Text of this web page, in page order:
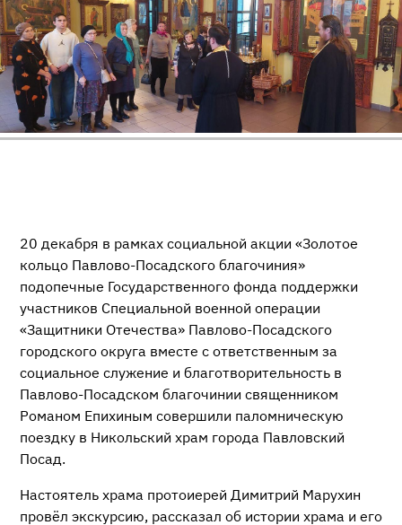
20 декабря в рамках социальной акции «Золотое
кольцо Павлово-Посадского благочиния»
подопечные Государственного фонда поддержки
участников Специальной военной операции
«Защитники Отечества» Павлово-Посадского
городского округа вместе с ответственным за
социальное служение и благотворительность в
Павлово-Посадском благочинии священником
Романом Епихиным совершили паломническую
поездку в Никольский храм города Павловский
Посад.
Настоятель храма протоиерей Димитрий Марухин
провёл экскурсию, рассказал об истории храма и его